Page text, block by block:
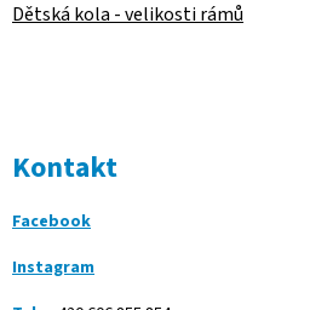
Dětská kola - velikosti rámů
Kontakt
Facebook
Instagram